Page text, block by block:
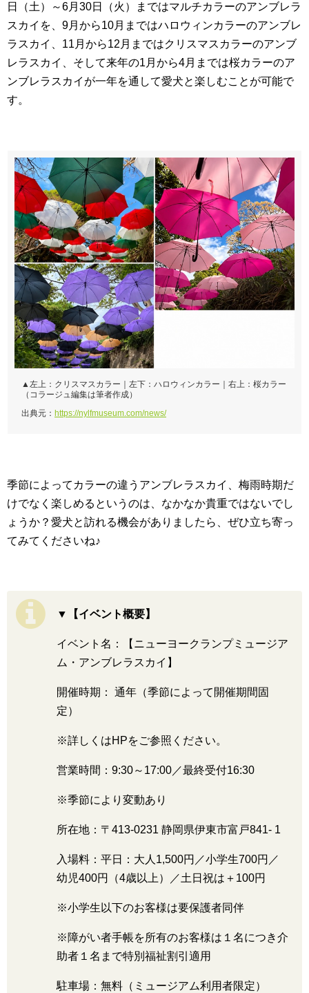
日（土）～6月30日（火）まではマルチカラーのアンブレラ
スカイを、9月から10月まではハロウィンカラーのアンブレ
ラスカイ、11月から12月まではクリスマスカラーのアンブ
レラスカイ、そして来年の1月から4月までは桜カラーのア
ンブレラスカイが一年を通して愛犬と楽しむことが可能で
す。
▲左上：クリスマスカラー｜左下：ハロウィンカラー｜右上：桜カラー
（コラージュ編集は筆者作成）
出典元： https://nylfmuseum.com/news/
季節によってカラーの違うアンブレラスカイ、梅雨時期だ
けでなく楽しめるというのは、なかなか貴重ではないでし
ょうか？愛犬と訪れる機会がありましたら、ぜひ立ち寄っ
てみてくださいね♪
▼【イベント概要】
イベント名：【ニューヨークランプミュージア
ム・アンブレラスカイ】
開催時期： 通年（季節によって開催期間固
定）
※詳しくはHPをご参照ください。
営業時間：9:30～17:00／最終受付16:30
※季節により変動あり
所在地：〒413-0231 静岡県伊東市富戸841- 1
入場料：平日：大人1,500円／小学生700円／
幼児400円（4歳以上）／土日祝は＋100円
※小学生以下のお客様は要保護者同伴
※障がい者手帳を所有のお客様は１名につき介
助者１名まで特別福祉割引適用
駐車場：無料（ミュージアム利用者限定）